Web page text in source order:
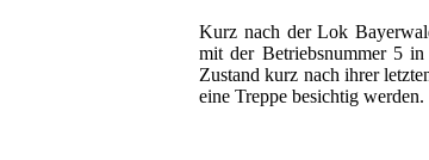
Kurz nach der Lok
mit der Betriebsnummer 5
Zustand kurz nach ihrer
eine Treppe besichtig werden.